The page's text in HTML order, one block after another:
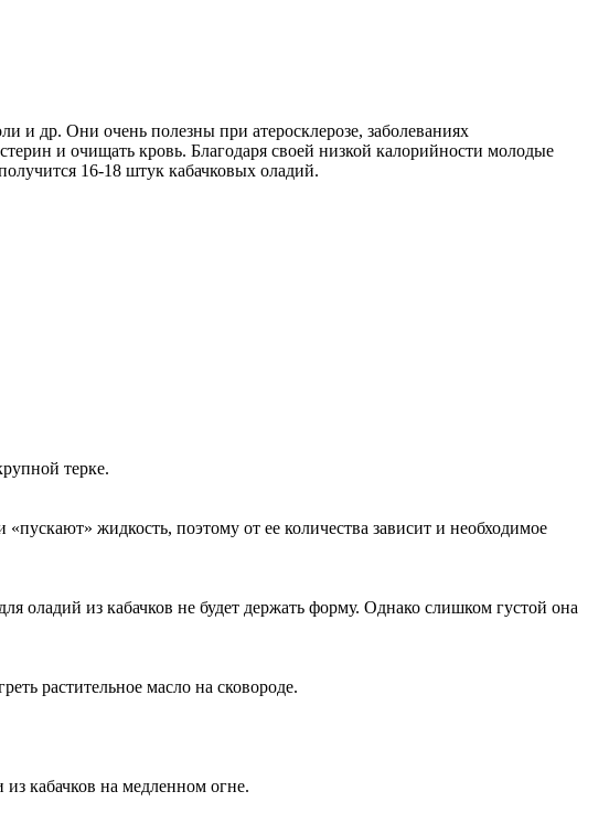
др. Они очень полезны при атеросклерозе, заболеваниях
и очищать кровь. Благодаря своей низкой калорийности молодые
16-18 штук кабачковых оладий.
терке.
жидкость, поэтому от ее количества зависит и необходимое
оладий из кабачков не будет держать форму. Однако слишком густой она
растительное масло на сковороде.
кабачков на медленном огне.